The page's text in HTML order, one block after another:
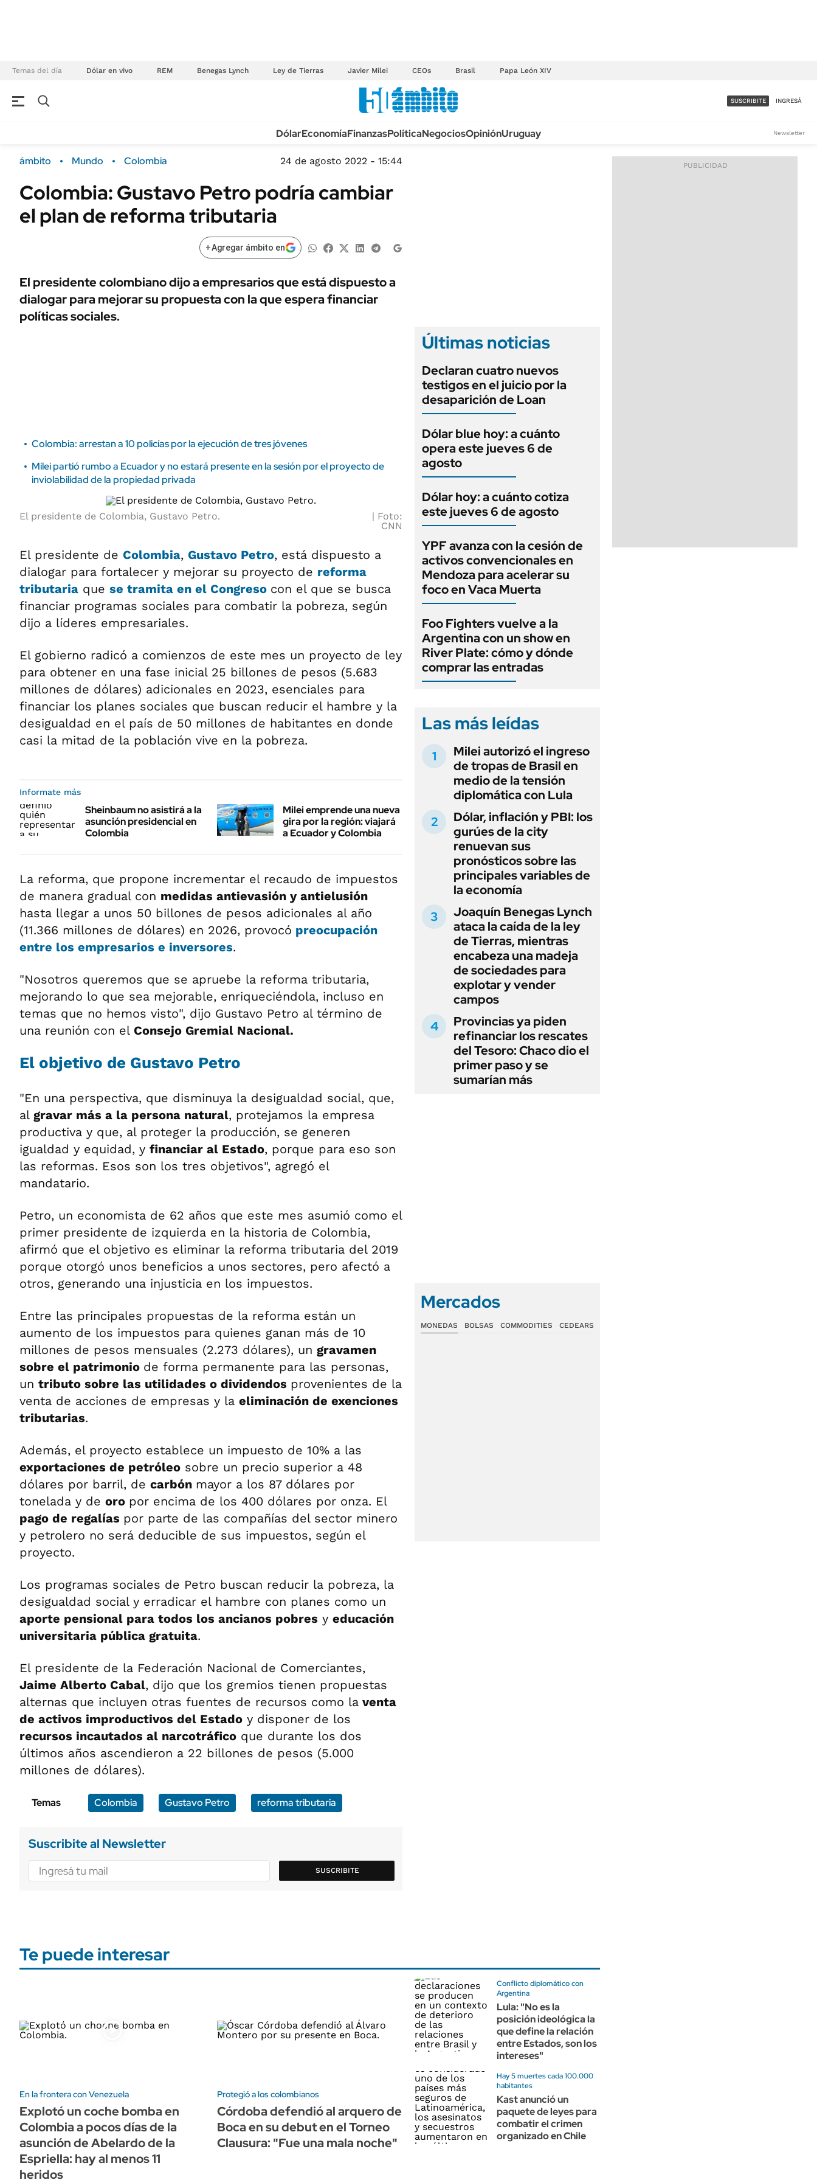
Temas del día Dólar en vivo REM Benegas Lynch Ley de Tierras Javier Milei CEOs Brasil Papa León XIV
Campo
FINANZAS
ÁMBITO DEBATE
MEDIAKIT AMBITO DEBATE
Sustentabilidad
POLÍTICA
Municipios
TECNOLOGÍA
MÉXICO
MUNDO
LIFESTYLE
AUTOS
ACCESO FULL - $1.800/MES
SUSCRIBITE INGRESÁ
DólarEconomíaFinanzasPolíticaNegociosOpiniónUruguay Newsletter
ámbito Mundo Colombia 24 de agosto 2022 - 15:44
Colombia: Gustavo Petro podría cambiar
el plan de reforma tributaria
+Agregar ámbito en
El presidente colombiano dijo a empresarios que está dispuesto a
dialogar para mejorar su propuesta con la que espera financiar
políticas sociales.
Colombia: arrestan a 10 policías por la ejecución de tres jóvenes
Milei partió rumbo a Ecuador y no estará presente en la sesión por el proyecto de
inviolabilidad de la propiedad privada
El presidente de Colombia, Gustavo Petro.
Foto:
CNN
El presidente de Colombia, Gustavo Petro, está dispuesto a
dialogar para fortalecer y mejorar su proyecto de reforma
tributaria que se tramita en el Congreso con el que se busca
financiar programas sociales para combatir la pobreza, según
dijo a líderes empresariales.
El gobierno radicó a comienzos de este mes un proyecto de ley
para obtener en una fase inicial 25 billones de pesos (5.683
millones de dólares) adicionales en 2023, esenciales para
financiar los planes sociales que buscan reducir el hambre y la
desigualdad en el país de 50 millones de habitantes en donde
casi la mitad de la población vive en la pobreza.
Informate más
Sheinbaum no asistirá a la
asunción presidencial en
Colombia
Milei emprende una nueva
gira por la región: viajará
a Ecuador y Colombia
La reforma, que propone incrementar el recaudo de impuestos
de manera gradual con medidas antievasión y antielusión
hasta llegar a unos 50 billones de pesos adicionales al año
(11.366 millones de dólares) en 2026, provocó preocupación
entre los empresarios e inversores.
"Nosotros queremos que se apruebe la reforma tributaria,
mejorando lo que sea mejorable, enriqueciéndola, incluso en
temas que no hemos visto", dijo Gustavo Petro al término de
una reunión con el Consejo Gremial Nacional.
El objetivo de Gustavo Petro
"En una perspectiva, que disminuya la desigualdad social, que,
al gravar más a la persona natural, protejamos la empresa
productiva y que, al proteger la producción, se generen
igualdad y equidad, y financiar al Estado, porque para eso son
las reformas. Esos son los tres objetivos", agregó el
mandatario.
Petro, un economista de 62 años que este mes asumió como el
primer presidente de izquierda en la historia de Colombia,
afirmó que el objetivo es eliminar la reforma tributaria del 2019
porque otorgó unos beneficios a unos sectores, pero afectó a
otros, generando una injusticia en los impuestos.
Entre las principales propuestas de la reforma están un
aumento de los impuestos para quienes ganan más de 10
millones de pesos mensuales (2.273 dólares), un gravamen
sobre el patrimonio de forma permanente para las personas,
un tributo sobre las utilidades o dividendos provenientes de la
venta de acciones de empresas y la eliminación de exenciones
tributarias.
Además, el proyecto establece un impuesto de 10% a las
exportaciones de petróleo sobre un precio superior a 48
dólares por barril, de carbón mayor a los 87 dólares por
tonelada y de oro por encima de los 400 dólares por onza. El
pago de regalías por parte de las compañías del sector minero
y petrolero no será deducible de sus impuestos, según el
proyecto.
Los programas sociales de Petro buscan reducir la pobreza, la
desigualdad social y erradicar el hambre con planes como un
aporte pensional para todos los ancianos pobres y educación
universitaria pública gratuita.
El presidente de la Federación Nacional de Comerciantes,
Jaime Alberto Cabal, dijo que los gremios tienen propuestas
alternas que incluyen otras fuentes de recursos como la venta
de activos improductivos del Estado y disponer de los
recursos incautados al narcotráfico que durante los dos
últimos años ascendieron a 22 billones de pesos (5.000
millones de dólares).
Temas Colombia Gustavo Petro reforma tributaria
Suscribite al Newsletter
SUSCRIBITE
Últimas noticias
Declaran cuatro nuevos
testigos en el juicio por la
desaparición de Loan
Dólar blue hoy: a cuánto
opera este jueves 6 de
agosto
Dólar hoy: a cuánto cotiza
este jueves 6 de agosto
YPF avanza con la cesión de
activos convencionales en
Mendoza para acelerar su
foco en Vaca Muerta
Foo Fighters vuelve a la
Argentina con un show en
River Plate: cómo y dónde
comprar las entradas
Las más leídas
Milei autorizó el ingreso
de tropas de Brasil en
medio de la tensión
diplomática con Lula
Dólar, inflación y PBI: los
gurúes de la city
renuevan sus
pronósticos sobre las
principales variables de
la economía
Joaquín Benegas Lynch
ataca la caída de la ley
de Tierras, mientras
encabeza una madeja
de sociedades para
explotar y vender
campos
Provincias ya piden
refinanciar los rescates
del Tesoro: Chaco dio el
primer paso y se
sumarían más
Mercados
MONEDAS BOLSAS COMMODITIES CEDEARS
Te puede interesar
En la frontera con Venezuela
Explotó un coche bomba en
Colombia a pocos días de la
asunción de Abelardo de la
Espriella: hay al menos 11
heridos
Protegió a los colombianos
Córdoba defendió al arquero de
Boca en su debut en el Torneo
Clausura: "Fue una mala noche"
Conflicto diplomático con
Argentina
Lula: "No es la
posición ideológica la
que define la relación
entre Estados, son los
intereses"
Hay 5 muertes cada 100.000
habitantes
Kast anunció un
paquete de leyes para
combatir el crimen
organizado en Chile